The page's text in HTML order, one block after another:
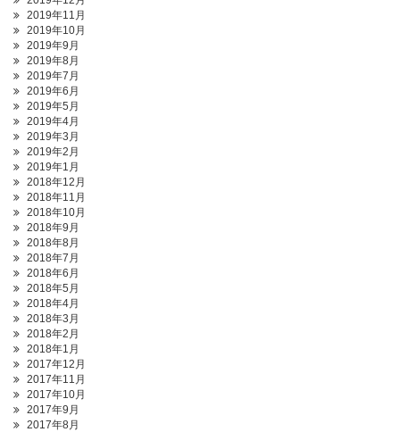
2019年11月
2019年10月
2019年9月
2019年8月
2019年7月
2019年6月
2019年5月
2019年4月
2019年3月
2019年2月
2019年1月
2018年12月
2018年11月
2018年10月
2018年9月
2018年8月
2018年7月
2018年6月
2018年5月
2018年4月
2018年3月
2018年2月
2018年1月
2017年12月
2017年11月
2017年10月
2017年9月
2017年8月